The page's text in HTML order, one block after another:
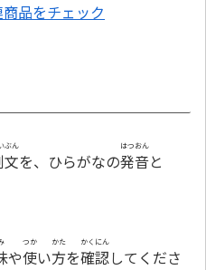
品をチェック
文
ぶん
を、ひらがなの発音
はつおん
と
や使
つか
い方
かた
を確認
かくにん
してくださ